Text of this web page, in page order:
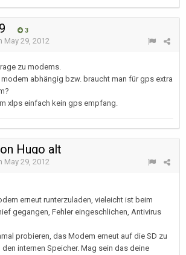
3
May 29, 2012
zu modems.
abhängig bzw. braucht man für gps extra
xlps einfach kein gps empfang.
Hugo alt
May 29, 2012
erneut runterzuladen, vieleicht ist beim
gegangen, Fehler eingeschlichen, Antivirus
probieren, das Modem erneut auf die SD zu
internen Speicher. Mag sein das deine